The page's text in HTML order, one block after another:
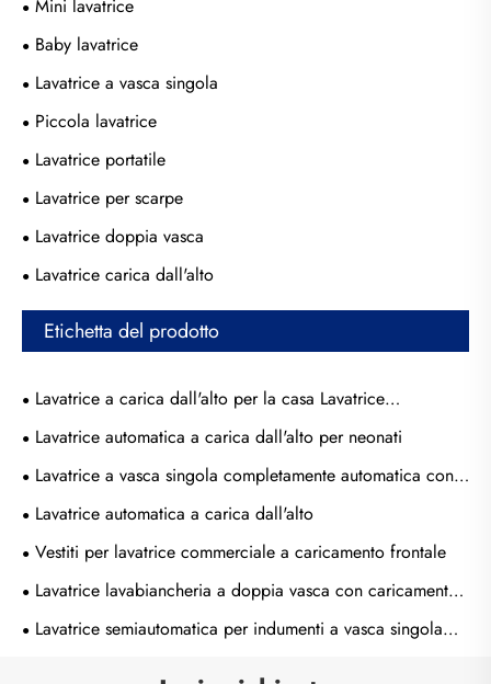
Mini lavatrice
Baby lavatrice
Lavatrice a vasca singola
Piccola lavatrice
Lavatrice portatile
Lavatrice per scarpe
Lavatrice doppia vasca
Lavatrice carica dall'alto
Etichetta del prodotto
Lavatrice a carica dall'alto per la casa Lavatrice
semiautomatica a doppia vasca
Lavatrice automatica a carica dall'alto per neonati
Lavatrice a vasca singola completamente automatica con
carica dall'alto
Lavatrice automatica a carica dall'alto
Vestiti per lavatrice commerciale a caricamento frontale
Lavatrice lavabiancheria a doppia vasca con caricamento
dall'alto di nuovo design
Lavatrice semiautomatica per indumenti a vasca singola